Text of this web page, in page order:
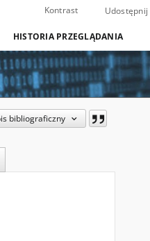
Kontrast Udostępnij
HISTORIA PRZEGLĄDANIA
bibliograficzny